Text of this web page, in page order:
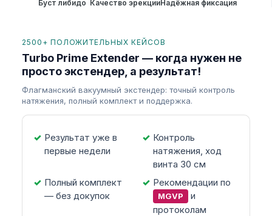
Буст либидо Качество эрекцииНадёжная фиксация
2500+ ПОЛОЖИТЕЛЬНЫХ КЕЙСОВ
Turbo Prime Extender — когда нужен не
просто экстендер, а результат!
Флагманский вакуумный экстендер: точный контроль
натяжения, полный комплект и поддержка.
Результат уже в
первые недели
Контроль
натяжения, ход
винта 30 см
Полный комплект
— без докупок
Рекомендации по
MGVP
и
протоколам